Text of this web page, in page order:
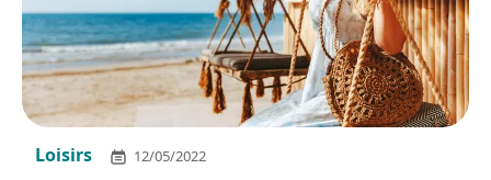
Loisirs 12/05/2022